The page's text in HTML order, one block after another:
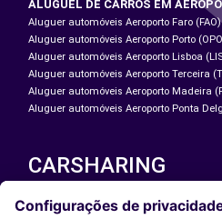
ALUGUEL DE CARROS EM
Aluguer automóveis Aeroporto Faro (FAO)
Aluguer automóveis Aeroporto Porto
Aluguer automóveis Aeroporto Lisboa
Aluguer automóveis Aeroporto Terceira
Aluguer automóveis Aeroporto Madeira
Aluguer automóveis Aeroporto Ponta
CARSHARING
NOSSAS CIDADES